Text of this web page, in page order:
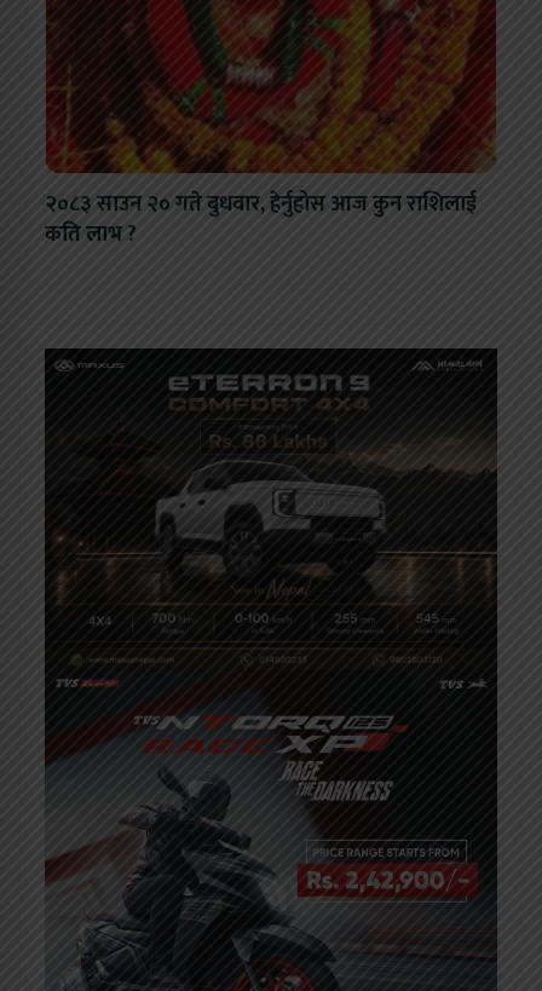
२०८३ साउन २० गते बुधवार, हेर्नुहोस आज कुन राशिलाई
कति लाभ ?